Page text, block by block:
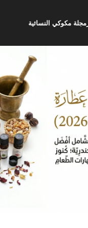
مجلة مكوكي النسائية